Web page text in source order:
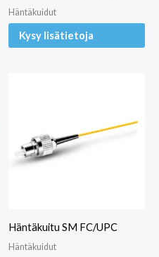
Häntäkuidut
Kysy lisätietoja
Häntäkuitu SM FC/UPC
Häntäkuidut